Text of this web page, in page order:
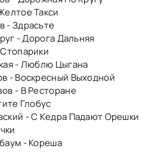
Такси
- Здрасьте
- Дорога Дальняя
- Люблю Цыгана
- Воскресный Выходной
- В Ресторане
Глобус
- С Кедра Падают Орешки
- Кореша